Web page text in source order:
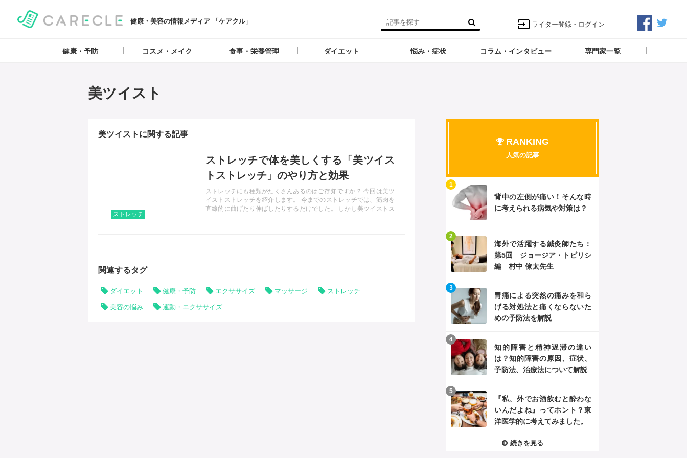
健康・美容の情報メディア 「ケアクル」 ライター登録・ログイン
健康・予防 コスメ・メイク 食事・栄養管理 ダイエット 悩み・症状 コラム・インタビュー 専門家一覧
美ツイスト
美ツイストに関する記事
ストレッチで体を美しくする「美ツイス
トストレッチ」のやり方と効果
ストレッチにも種類がたくさんあるのはご存知ですか？ 今回は美ツ
イストストレッチを紹介します。 今までのストレッチでは、筋肉を
直線的に曲げたり伸ばしたりするだけでした。 しかし美ツイストス
ストレッチ
関連するタグ
ダイエット 健康・予防 エクササイズ マッサージ ストレッチ
美容の悩み 運動・エクササイズ
RANKING
人気の記事
背中の左側が痛い！そんな時
に考えられる病気や対策は？
1
海外で活躍する鍼灸師たち：
第5回 ジョージア・トビリシ
編 村中 僚太先生
2
胃痛による突然の痛みを和ら
げる対処法と痛くならないた
めの予防法を解説
3
知的障害と精神遅滞の違い
は？知的障害の原因、症状、
予防法、治療法について解説
4
『私、外でお酒飲むと酔わな
いんだよね』ってホント？東
洋医学的に考えてみました。
5
続きを見る